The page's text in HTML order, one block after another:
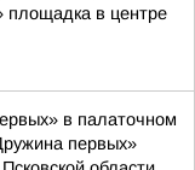
площадка в центре
в палаточном
первых»